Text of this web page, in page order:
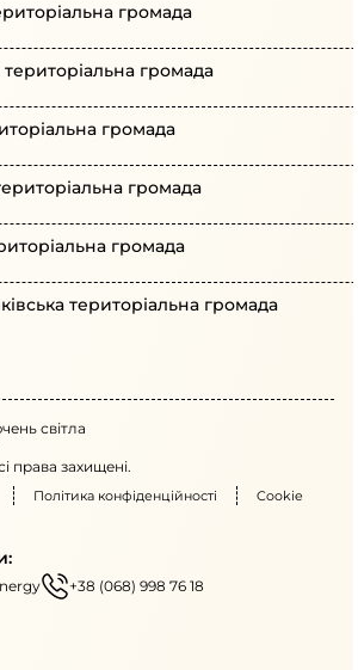
громада
територіальна громада
громада
громада
громада
територіальна громада
світла
права захищені.
Політика конфіденційності Cookie
+38 (068) 998 76 18